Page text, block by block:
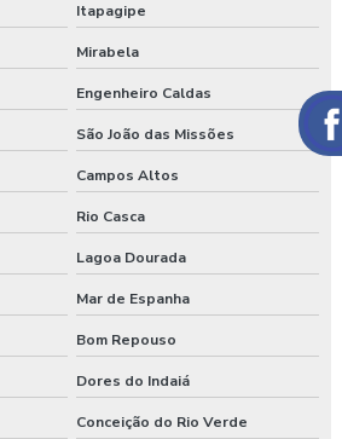
Itapagipe
Mirabela
Engenheiro Caldas
São João das Missões
Campos Altos
Rio Casca
Lagoa Dourada
Mar de Espanha
Bom Repouso
Dores do Indaiá
Conceição do Rio Verde